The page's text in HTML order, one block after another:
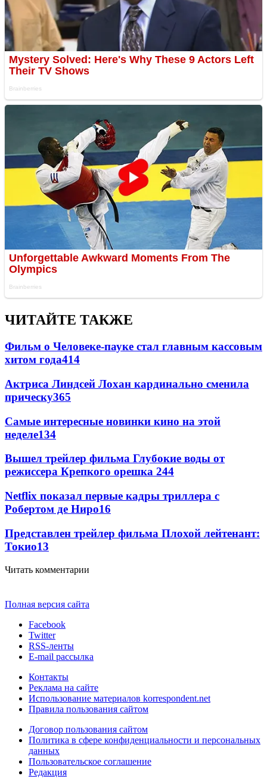
ЧИТАЙТЕ ТАКЖЕ
Фильм о Человеке-пауке стал главным кассовым
хитом года414
Актриса Линдсей Лохан кардинально сменила
прическу365
Самые интересные новинки кино на этой
неделе134
Вышел трейлер фильма Глубокие воды от
режиссера Крепкого орешка 244
Netflix показал первые кадры триллера с
Робертом де Ниро16
Представлен трейлер фильма Плохой лейтенант:
Токио13
Читать комментарии
Полная версия сайта
Facebook
Twitter
RSS-ленты
E-mail рассылка
Контакты
Реклама на сайте
Использование материалов korrespondent.net
Правила пользования сайтом
Договор пользования сайтом
Политика в сфере конфиденциальности и персональных
данных
Пользовательское соглашение
Редакция